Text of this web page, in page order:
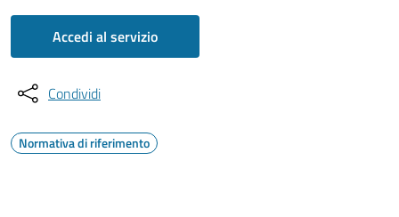
Accedi al servizio
Condividi
Normativa di riferimento